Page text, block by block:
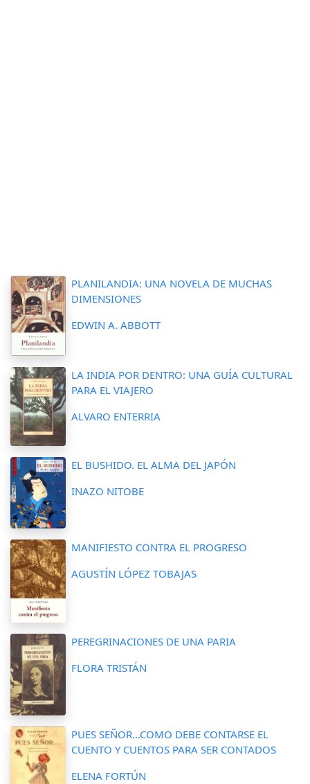
PLANILANDIA: UNA NOVELA DE MUCHAS
DIMENSIONES
EDWIN A. ABBOTT
LA INDIA POR DENTRO: UNA GUÍA CULTURAL
PARA EL VIAJERO
ALVARO ENTERRIA
EL BUSHIDO. EL ALMA DEL JAPÓN
INAZO NITOBE
MANIFIESTO CONTRA EL PROGRESO
AGUSTÍN LÓPEZ TOBAJAS
PEREGRINACIONES DE UNA PARIA
FLORA TRISTÁN
PUES SEÑOR...COMO DEBE CONTARSE EL
CUENTO Y CUENTOS PARA SER CONTADOS
ELENA FORTÚN